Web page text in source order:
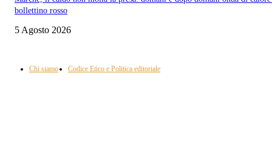
bollettino rosso
5 Agosto 2026
Chi siamo Codice Etico e Politica editoriale